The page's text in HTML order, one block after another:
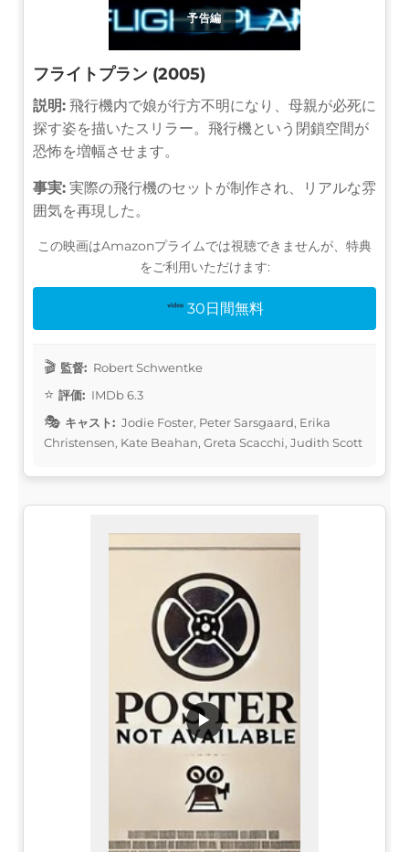
予告編
フライトプラン (2005)
説明: 飛行機内で娘が行方不明になり、母親が必死に
探す姿を描いたスリラー。飛行機という閉鎖空間が
恐怖を増幅させます。
事実: 実際の飛行機のセットが制作され、リアルな雰
囲気を再現した。
この映画はAmazonプライムでは視聴できませんが、特典
をご利用いただけます:
30日間無料
監督: Robert Schwentke
評価: IMDb 6.3
キャスト: Jodie Foster, Peter Sarsgaard, Erika
Christensen, Kate Beahan, Greta Scacchi, Judith Scott
▶